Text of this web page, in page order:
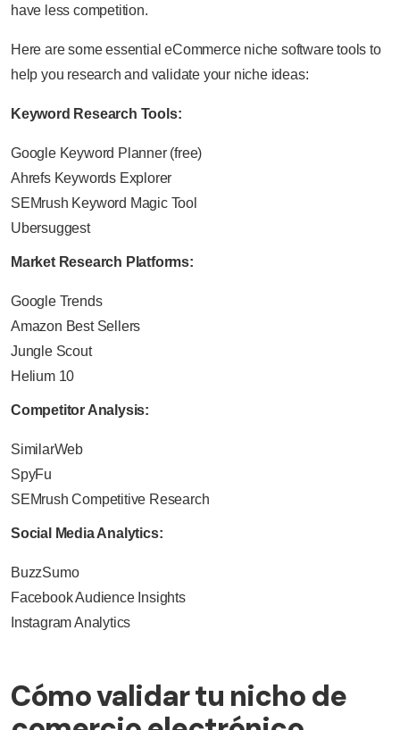
have less competition.
Here are some essential eCommerce niche software tools to
help you research and validate your niche ideas:
Keyword Research Tools:
Google Keyword Planner (free)
Ahrefs Keywords Explorer
SEMrush Keyword Magic Tool
Ubersuggest
Market Research Platforms:
Google Trends
Amazon Best Sellers
Jungle Scout
Helium 10
Competitor Analysis:
SimilarWeb
SpyFu
SEMrush Competitive Research
Social Media Analytics:
BuzzSumo
Facebook Audience Insights
Instagram Analytics
Cómo validar tu nicho de